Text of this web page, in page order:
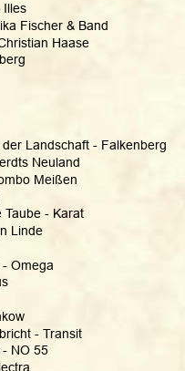
Illes
Fischer & Band
Haase
Landschaft - Falkenberg
Neuland
Meißen
Taube - Karat
Linde
Omega
- Transit
NO 55